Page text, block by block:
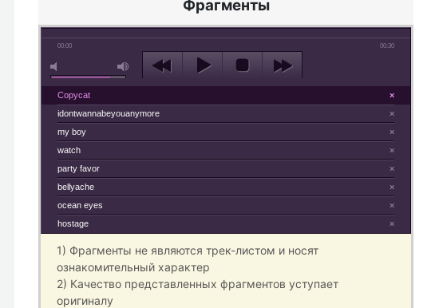
Фрагменты
00:00 00:30
×
Copycat
×
idontwannabeyouanymore
×
my boy
×
watch
×
party favor
×
bellyache
×
ocean eyes
×
hostage
1) Фрагменты не являются трек-листом и носят
ознакомительный характер
2) Качество представленных фрагментов уступает
оригиналу